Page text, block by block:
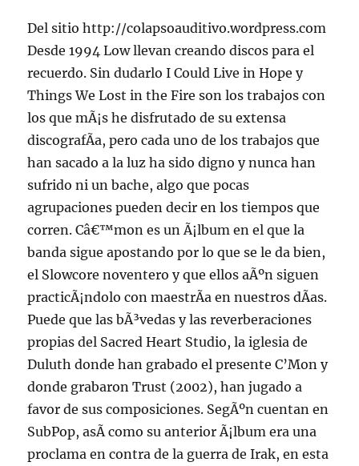
Del sitio http://colapsoauditivo.wordpress.com
Desde 1994 Low llevan creando discos para el
recuerdo. Sin dudarlo I Could Live in Hope y
Things We Lost in the Fire son los trabajos con
los que mÃ¡s he disfrutado de su extensa
discografÃ­a, pero cada uno de los trabajos que
han sacado a la luz ha sido digno y nunca han
sufrido ni un bache, algo que pocas
agrupaciones pueden decir en los tiempos que
corren. Câ€™mon es un Ã¡lbum en el que la
banda sigue apostando por lo que se le da bien,
el Slowcore noventero y que ellos aÃºn siguen
practicÃ¡ndolo con maestrÃ­a en nuestros dÃ­as.
Puede que las bÃ³vedas y las reverberaciones
propias del Sacred Heart Studio, la iglesia de
Duluth donde han grabado el presente C’Mon y
donde grabaron Trust (2002), han jugado a
favor de sus composiciones. SegÃºn cuentan en
SubPop, asÃ­ como su anterior Ã¡lbum era una
proclama en contra de la guerra de Irak, en esta